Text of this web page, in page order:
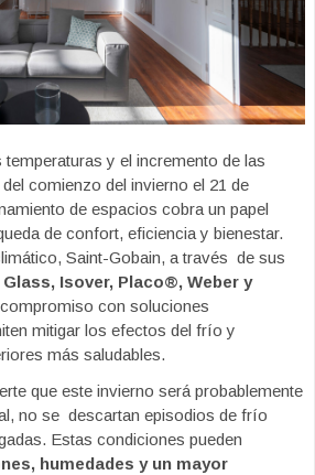
y el incremento de las
comienzo del invierno el 21 de
de espacios cobra un papel
de confort, eficiencia y bienestar.
Saint-Gobain, a través de sus
Isover, Placo®, Weber y
con soluciones
mitigar los efectos del frío y
más saludables.
que este invierno será probablemente
no se descartan episodios de frío
Estas condiciones pueden
humedades y un mayor